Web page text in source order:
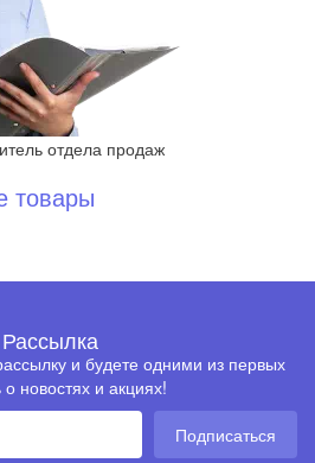
отдела продаж
товары
Рассылка
и будете одними из первых
о новостях и акциях!
Подписаться